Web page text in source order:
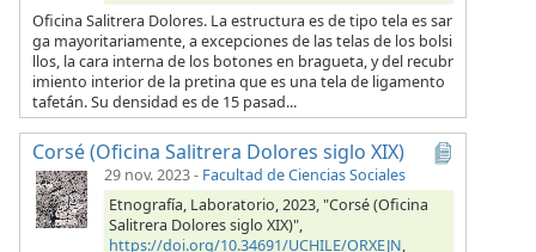
Oficina Salitrera Dolores. La estructura es de tipo tela es sar
ga mayoritariamente, a excepciones de las telas de los bolsi
llos, la cara interna de los botones en bragueta, y del recubr
imiento interior de la pretina que es una tela de ligamento
tafetán. Su densidad es de 15 pasad...
Corsé (Oficina Salitrera Dolores siglo XIX)
29 nov. 2023- Facultad de Ciencias Sociales
Etnografía, Laboratorio, 2023, "Corsé (Oficina
Salitrera Dolores siglo XIX)",
https://doi.org/10.34691/UCHILE/ORXEJN,